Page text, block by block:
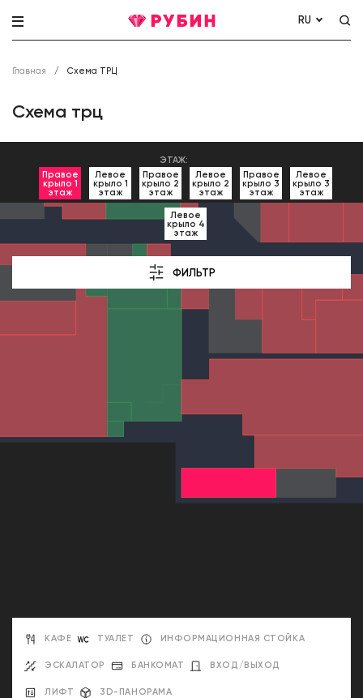
RU
Главная Схема ТРЦ
Схема трц
ЭТАЖ:
Правое
крыло 1
этаж
Левое
крыло 1
этаж
Правое
крыло 2
этаж
Левое
крыло 2
этаж
Правое
крыло 3
этаж
Левое
крыло 3
этаж
Левое
крыло 4
этаж
ФИЛЬТР
КАФЕ
ЭСКАЛАТОР
ТУАЛЕТ ИНФОРМАЦИОННАЯ СТОЙКА
БАНКОМАТ ВХОД/ВЫХОД
ЛИФТ 3D-ПАНОРАМА